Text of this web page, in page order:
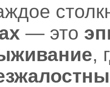
— это
,